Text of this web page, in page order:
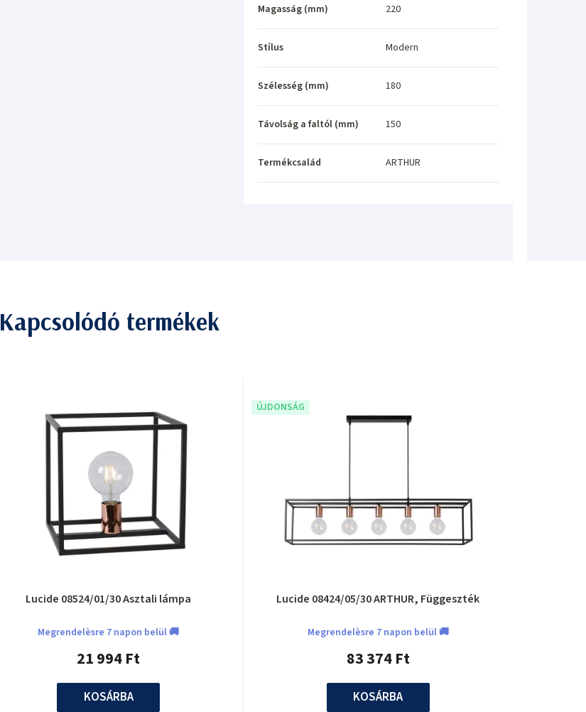
Magasság (mm) 220
Stílus Modern
Szélesség (mm) 180
Távolság a faltól (mm) 150
Termékcsalád ARTHUR
Kapcsolódó termékek
Lucide 08524/01/30 Asztali lámpa
Megrendelèsre 7 napon belül 🚚
21 994 Ft
KOSÁRBA
ÚJDONSÁG
Lucide 08424/05/30 ARTHUR, Függeszték
Megrendelèsre 7 napon belül 🚚
83 374 Ft
KOSÁRBA